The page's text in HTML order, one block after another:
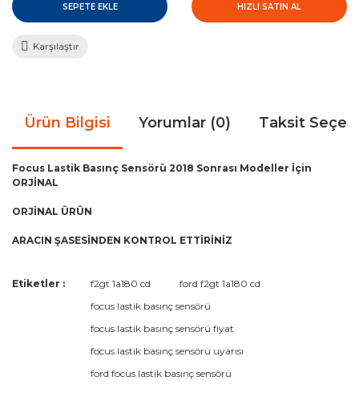
SEPETE EKLE HIZLI SATIN AL
Karşılaştır
Ürün Bilgisi Yorumlar (0) Taksit
Focus Lastik Basınç Sensörü 2018 Sonrası Modeller İçin
ORJİNAL
ORJİNAL ÜRÜN
ARACIN ŞASESİNDEN KONTROL ETTİRİNİZ
Bu ürüne ilk yorumu siz yapın!
Yorum Yaz
Bu ürünün fiyat bilgisi, resim, ürün açıklamalarında ve diğer
kullanarak tarafımıza iletebilirsiniz.
Görüş ve önerileriniz için teşekkür ederiz.
Etiketler : f2gt 1a180 cd
ford f2gt 1a180 cd
focus lastik basınç sensörü
focus lastik basınç sensörü fiyat
focus lastik basınç sensörü uyarısı
ford focus lastik basınç sensörü